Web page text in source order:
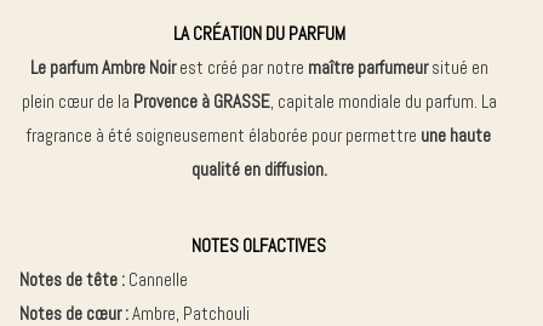
LA CRÉATION DU PARFUM
Le parfum Ambre Noirest créé par notre maître parfumeursitué en
plein cœur de la Provence à GRASSE, capitale mondiale du parfum. La
fragrance à été soigneusement élaborée pour permettre une haute
qualité en diffusion.
NOTES OLFACTIVES
Notes de tête : Cannelle
Notes de cœur :Ambre, Patchouli